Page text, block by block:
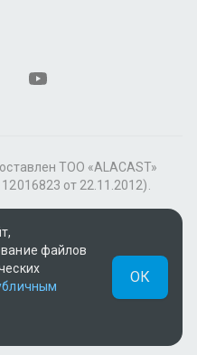
ТОО «ALACAST»
от 22.11.2012).
для «Пакета
предоставляется
файлов
ОК